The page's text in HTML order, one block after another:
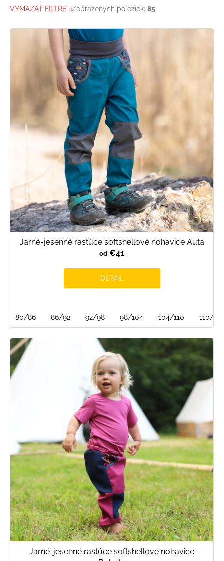
VYMAZAŤ FILTRE Zobrazených položiek: 85
V
s
o
o
v
Jarné-jesenné rastúce softshellové nohavice Autá
od €41
DETAIL
80/86 86/92 92/98 98/104 104/110 110/116
Jarné-jesenné rastúce softshellové nohavice